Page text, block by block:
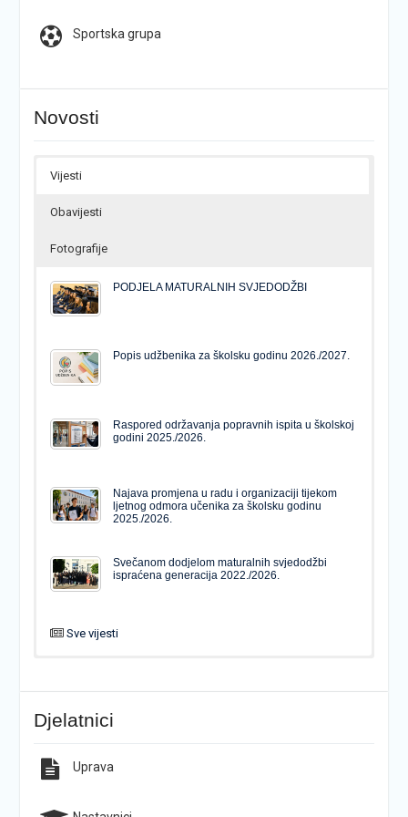
Sportska grupa
Novosti
Vijesti
Obavijesti
Fotografije
PODJELA MATURALNIH SVJEDODŽBI
Popis udžbenika za školsku godinu 2026./2027.
Raspored održavanja popravnih ispita u školskoj
godini 2025./2026.
Najava promjena u radu i organizaciji tijekom
ljetnog odmora učenika za školsku godinu
2025./2026.
Svečanom dodjelom maturalnih svjedodžbi
ispraćena generacija 2022./2026.
Sve vijesti
Popis udžbenika za školsku godinu 2026./2027.
godini 2025./2026.
Natječaj za upis u 1. razred Katoličke gimnazije s
pravom javnosti
Djelatnici
Uprava